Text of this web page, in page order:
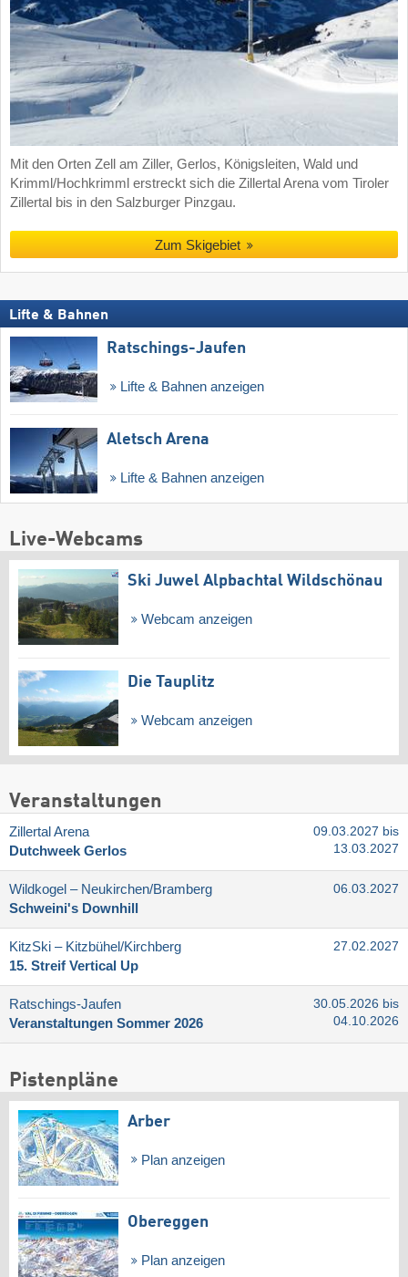
Mit den Orten Zell am Ziller, Gerlos, Königsleiten, Wald und
Krimml/Hochkrimml erstreckt sich die Zillertal Arena vom Tiroler
Zillertal bis in den Salzburger Pinzgau.
Zum Skigebiet
Lifte & Bahnen
Ratschings-Jaufen
Lifte & Bahnen anzeigen
Aletsch Arena
Lifte & Bahnen anzeigen
Live-Webcams
Ski Juwel Alpbachtal Wildschönau
Webcam anzeigen
Die Tauplitz
Webcam anzeigen
Veranstaltungen
Zillertal Arena
Dutchweek Gerlos
09.03.2027 bis
13.03.2027
Wildkogel – Neukirchen/​Bramberg
Schweini's Downhill
06.03.2027
KitzSki – Kitzbühel/​Kirchberg
15. Streif Vertical Up
27.02.2027
Ratschings-Jaufen
Veranstaltungen Sommer 2026
30.05.2026 bis
04.10.2026
Pistenpläne
Arber
Plan anzeigen
Obereggen
Plan anzeigen